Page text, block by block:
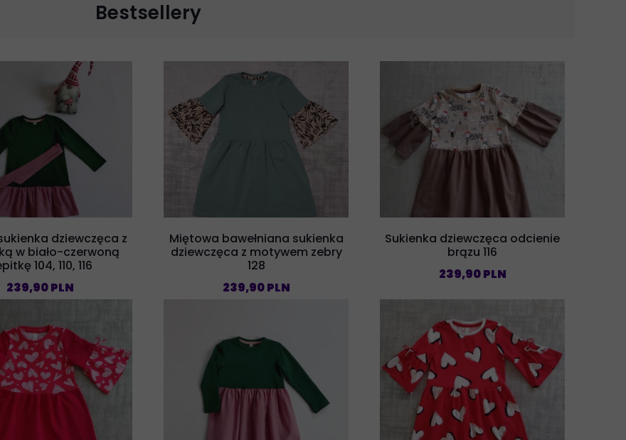
dziewczęca z
w biało-czerwoną
104, 110, 116
239,90 PLN
Miętowa bawełniana sukienka
dziewczęca z motywem zebry
128
239,90 PLN
Sukienka dziewczęca odcienie
brązu 116
239,90 PLN
Bestsellery